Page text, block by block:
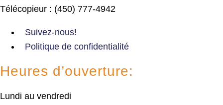
Télécopieur : (450) 777-4942
Suivez-nous!
Politique de confidentialité
Heures d’ouverture:
Lundi au vendredi